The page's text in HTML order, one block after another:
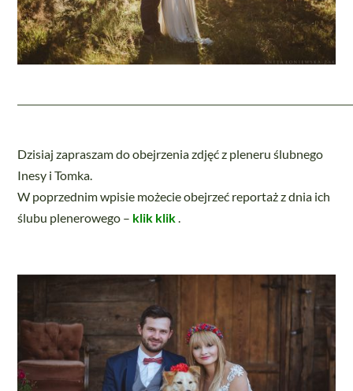
Dzisiaj zapraszam do obejrzenia zdjęć z pleneru ślubnego
Inesy i Tomka.
W poprzednim wpisie możecie obejrzeć reportaż z dnia ich
ślubu plenerowego – klik klik